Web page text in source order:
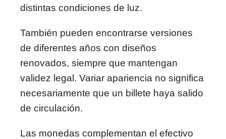
distintas condiciones de luz.
También pueden encontrarse versiones
de diferentes años con diseños
renovados, siempre que mantengan
validez legal. Variar apariencia no significa
necesariamente que un billete haya salido
de circulación.
Las monedas complementan el efectivo